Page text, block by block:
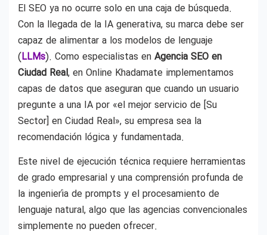
El SEO ya no ocurre solo en una caja de búsqueda.
Con la llegada de la IA generativa, su marca debe ser
capaz de alimentar a los modelos de lenguaje
(LLMs). Como especialistas en Agencia SEO en
Ciudad Real, en Online Khadamate implementamos
capas de datos que aseguran que cuando un usuario
pregunte a una IA por «el mejor servicio de [Su
Sector] en Ciudad Real», su empresa sea la
recomendación lógica y fundamentada.
Este nivel de ejecución técnica requiere herramientas
de grado empresarial y una comprensión profunda de
la ingeniería de prompts y el procesamiento de
lenguaje natural, algo que las agencias convencionales
simplemente no pueden ofrecer.